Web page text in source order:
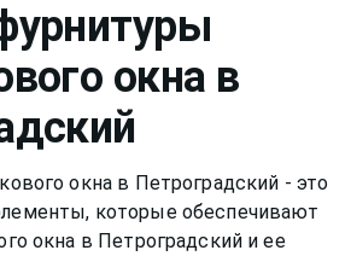
окна в
окна в Петроградский - это
которые обеспечивают
окна в Петроградский и ее